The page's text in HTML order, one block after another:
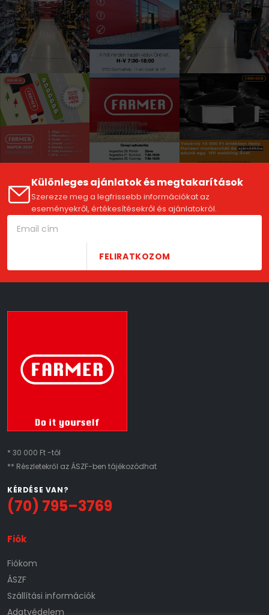
Különleges ajánlatok és megtakarítások
Szerezze meg a legfrissebb információkat az
eseményekről, értékesítésekről és ajánlatokról.
FELIRATKOZOM
* 30 000 Ft -tól
** Részletekről az ÁSZF-ben tájékozódhat
KÉRDÉSE VAN?
(70) 795–3769
Fiók
Fiókom
ÁSZF
Szállítási információk
Adatvédelem